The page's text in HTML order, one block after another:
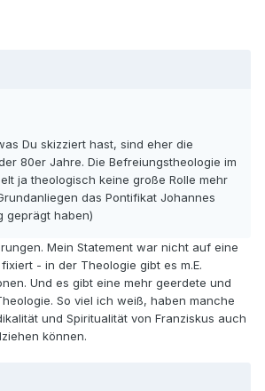
Du skizziert hast, sind eher die
80er Jahre. Die Befreiungstheologie im
ja theologisch keine große Rolle mehr
das Pontifikat Johannes
geprägt haben)
Mein Statement war nicht auf eine
- in der Theologie gibt es m.E.
Und es gibt eine mehr geerdete und
So viel ich weiß, haben manche
und Spiritualität von Franziskus auch
können.